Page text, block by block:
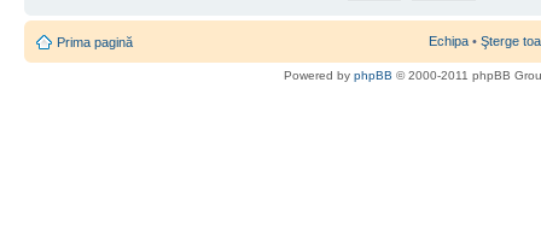
Prima pagină Echipa • Şterge
Powered by phpBB © 2000-2011 phpBB